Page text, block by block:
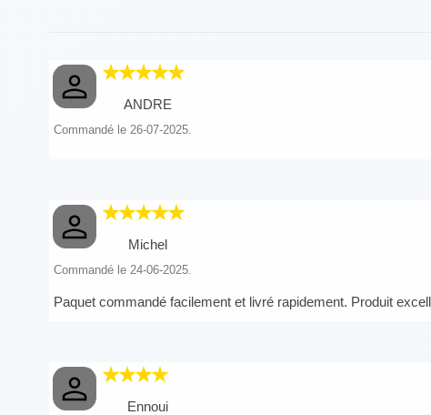
ANDRE
Commandé le 26-07-2025.
Michel
Commandé le 24-06-2025.
Paquet commandé facilement et livré rapidement. Produit
Ennoui